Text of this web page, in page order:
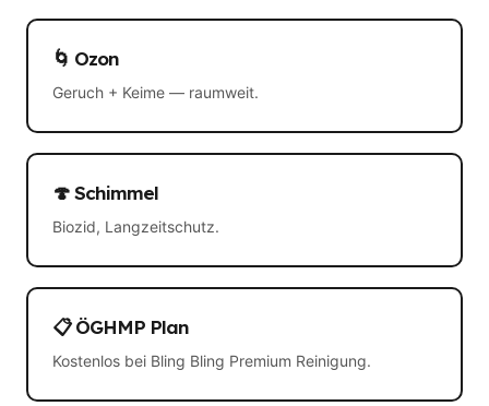
🌀 Ozon
Geruch + Keime — raumweit.
🍄 Schimmel
Biozid, Langzeitschutz.
📋 ÖGHMP Plan
Kostenlos bei Bling Bling Premium Reinigung.